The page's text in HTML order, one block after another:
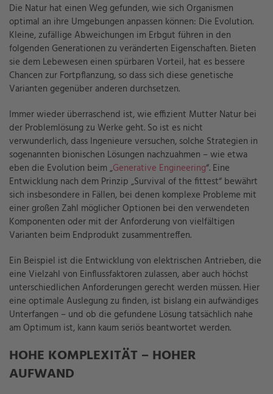
Die Natur hat einen Weg gefunden, wie sich Organismen
optimal an ihre Umgebungen anpassen können: Die Evolution.
Kleine, zufällige Abweichungen im Erbgut führen in den
folgenden Generationen zu veränderten Eigenschaften. Bieten
sie dem Lebewesen einen spürbaren Vorteil, hat es bessere
Chancen zur Fortpflanzung, so dass sich diese genetische
Varianten gegenüber anderen durchsetzen.
Immer wieder überraschend ist, wie effizient Mutter Natur bei
der Problemlösung zu Werke geht. So ist es nicht
verwunderlich, dass Ingenieure versuchen, solche Strategien in
sogenannten bionischen Lösungen nachzuahmen – wie etwa
eben die Evolution beim „Generative Engineering“. Eine
Entwicklung nach dem Prinzip „Survival ofthe fittest“ bewährt
sich insbesondere in Fällen, bei denen komplexe Probleme mit
einer großen Zahl möglicher Optionen bei den verwendeten
Komponenten oder mit der Anforderung von vielfältigen
Varianten beim Endprodukt zusammentreffen.
Ein Beispiel ist die Entwicklung von elektrischen Antrieben, die
eine Vielzahl von Einflussfaktoren zulassen, aber auch höchst
unterschiedlichen Anforderungen gerecht werden müssen. Hier
eine optimale Auslegung zu finden, ist bislang ein aufwändiges
Unterfangen – und ob die gefundene Lösung tatsächlich nahe
am Optimum ist, kann kaum seriös beantwortet werden.
HOHE KOMPLEXITÄT – HOHER
AUFWAND